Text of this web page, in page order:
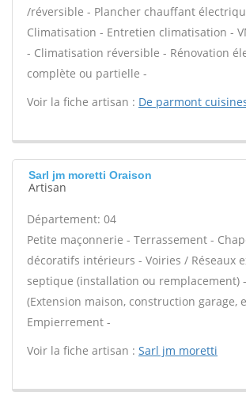
/réversible - Plancher chauffant
Climatisation - Entretien climatisation -
- Climatisation réversible - Rénovation
complète ou partielle -
Voir la fiche artisan : De parmont
Sarl jm moretti Oraison
Artisan
Département: 04
Petite maçonnerie - Terrassement -
décoratifs intérieurs - Voiries / Réseaux
septique (installation ou remplacement)
(Extension maison, construction garage,
Empierrement -
Voir la fiche artisan : Sarl jm moretti